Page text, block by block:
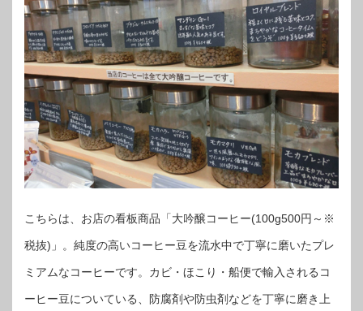
こちらは、お店の看板商品「大吟醸コーヒー(100g500円～※
税抜)」。純度の高いコーヒー豆を流水中で丁寧に磨いたプレ
ミアムなコーヒーです。カビ・ほこり・船便で輸入されるコ
ーヒー豆についている、防腐剤や防虫剤などを丁寧に磨き上